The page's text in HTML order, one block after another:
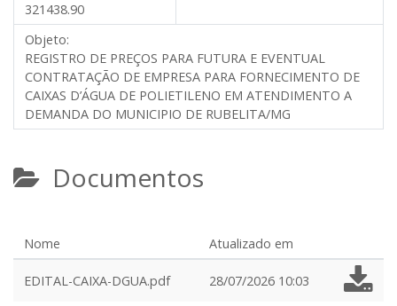
321438.90
Objeto:
REGISTRO DE PREÇOS PARA FUTURA E EVENTUAL
CONTRATAÇÃO DE EMPRESA PARA FORNECIMENTO DE
CAIXAS D’ÁGUA DE POLIETILENO EM ATENDIMENTO A
DEMANDA DO MUNICIPIO DE RUBELITA/MG
Documentos
Nome Atualizado em
EDITAL-CAIXA-DGUA.pdf 28/07/2026 10:03